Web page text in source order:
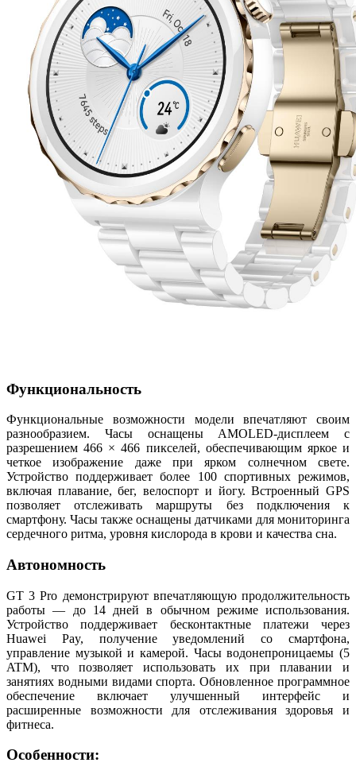
Функциональность
Функциональные возможности модели впечатляют своим
разнообразием. Часы оснащены AMOLED-дисплеем с
разрешением 466 × 466 пикселей, обеспечивающим яркое и
четкое изображение даже при ярком солнечном свете.
Устройство поддерживает более 100 спортивных режимов,
включая плавание, бег, велоспорт и йогу. Встроенный GPS
позволяет отслеживать маршруты без подключения к
смартфону. Часы также оснащены датчиками для мониторинга
сердечного ритма, уровня кислорода в крови и качества сна.
Автономность
GT 3 Pro демонстрируют впечатляющую продолжительность
работы — до 14 дней в обычном режиме использования.
Устройство поддерживает бесконтактные платежи через
Huawei Pay, получение уведомлений со смартфона,
управление музыкой и камерой. Часы водонепроницаемы (5
ATM), что позволяет использовать их при плавании и
занятиях водными видами спорта. Обновленное программное
обеспечение включает улучшенный интерфейс и
расширенные возможности для отслеживания здоровья и
фитнеса.
Особенности: